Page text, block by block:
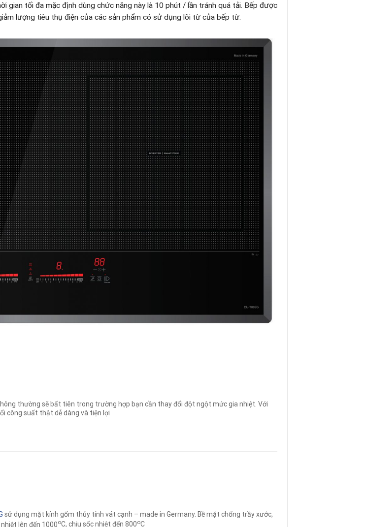
gian tối đa mặc định dùng chức năng này là 10 phút / lần tránh quá tải. Bếp được
lượng tiêu thụ điện của các sản phẩm có sử dụng lõi từ của bếp từ.
thường sẽ bất tiên trong trường hợp bạn cần thay đổi đột ngột mức gia nhiệt. Với
công suất thật dễ dàng và tiện lợi
sử dụng mặt kính gốm thủy tính vát cạnh – made in Germany. Bề mặt chống trầy xước,
lên đến 1000oC, chịu sốc nhiệt đến 800oC